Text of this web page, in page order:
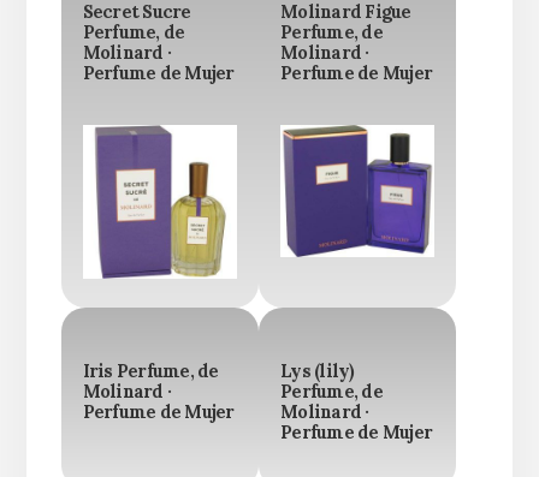
Secret Sucre
Perfume, de
Molinard ·
Perfume de Mujer
Molinard Figue
Perfume, de
Molinard ·
Perfume de Mujer
Iris Perfume, de
Molinard ·
Perfume de Mujer
Lys (lily)
Perfume, de
Molinard ·
Perfume de Mujer